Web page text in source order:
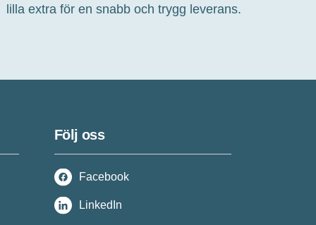
lilla extra förensnabb och trygg leverans.
Följ oss
Facebook
LinkedIn